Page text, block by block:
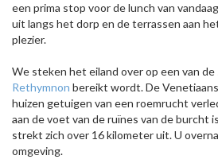
een prima stop voor de lunch van
uit langs het dorp en de terrassen aan
plezier.
We steken het eiland over op een van
Rethymnon bereikt wordt. De
huizen getuigen van een roemrucht
aan de voet van de ruïnes van de burcht
strekt zich over 16 kilometer uit. U
omgeving.